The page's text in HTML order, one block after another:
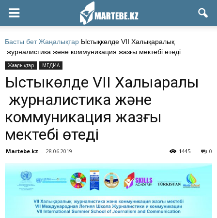
Басты бет Жаңалықтар Ыстықкөлде VII Халықаралық
журналистика және коммуникация жазғы мектебі өтеді
Жаңалықтар МЕДИА
Ыстықкөлде VII Халықаралық
журналистика және
коммуникация жазғы
мектебі өтеді
Martebe.kz - 28.06.2019 0
1445